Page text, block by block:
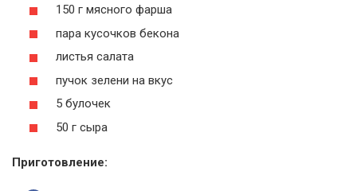
150 г мясного фарша
пара кусочков бекона
листья салата
пучок зелени на вкус
5 булочек
50 г сыра
Приготовление: